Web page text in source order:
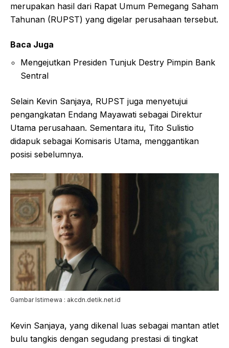
merupakan hasil dari Rapat Umum Pemegang Saham
Tahunan (RUPST) yang digelar perusahaan tersebut.
Baca Juga
Mengejutkan Presiden Tunjuk Destry Pimpin Bank
Sentral
Selain Kevin Sanjaya, RUPST juga menyetujui
pengangkatan Endang Mayawati sebagai Direktur
Utama perusahaan. Sementara itu, Tito Sulistio
didapuk sebagai Komisaris Utama, menggantikan
posisi sebelumnya.
Gambar Istimewa : akcdn.detik.net.id
Kevin Sanjaya, yang dikenal luas sebagai mantan atlet
bulu tangkis dengan segudang prestasi di tingkat